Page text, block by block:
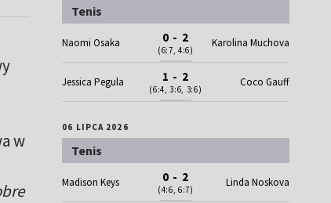
w
Tenis
Naomi Osaka 0 - 2
(6:7, 4:6)
Karolina Muchova
Jessica Pegula 1 - 2
(6:4, 3:6, 3:6)
Coco Gauff
06 LIPCA 2026
Tenis
Madison Keys 0 - 2
(4:6, 6:7)
Linda Noskova